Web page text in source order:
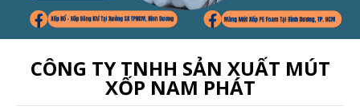
CÔNG TY TNHH SẢN XUẤT MÚT
XỐP NAM PHÁT